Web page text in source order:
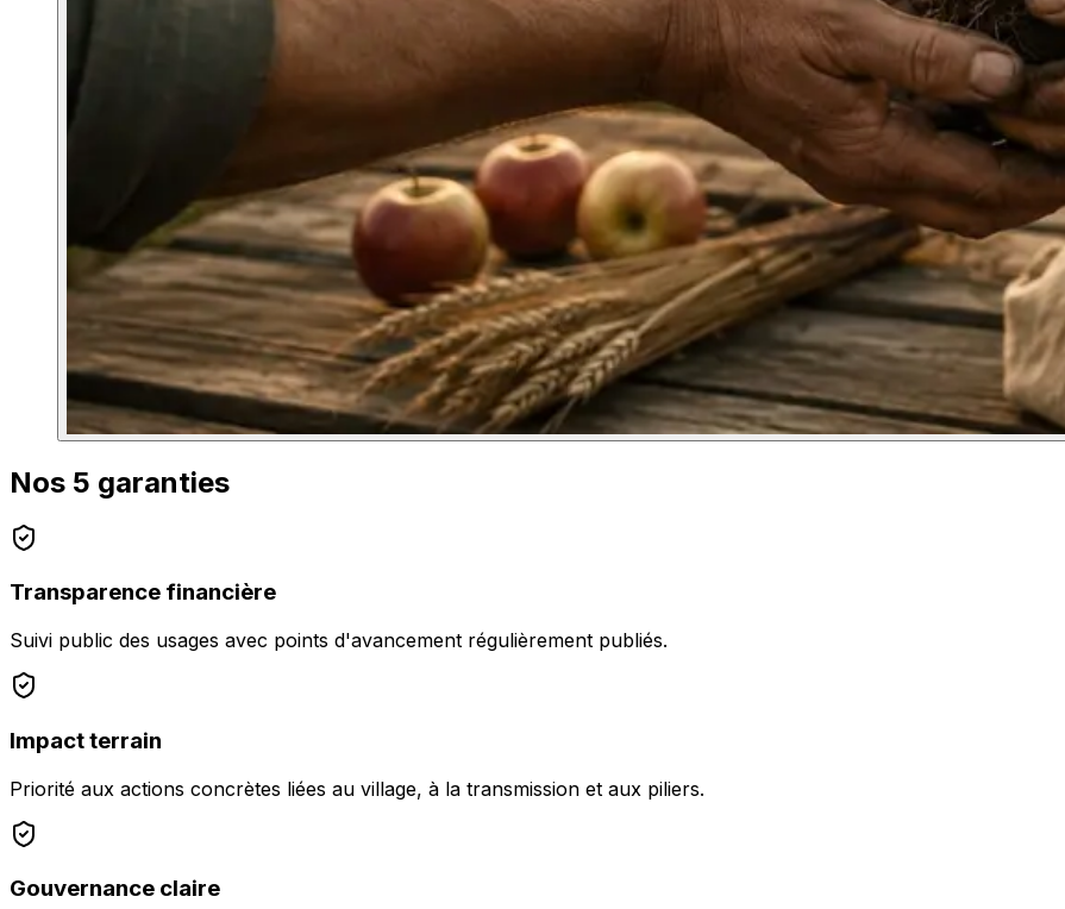
Nos 5 garanties
Transparence financière
Suivi public des usages avec points d'avancement régulièrement publiés.
Impact terrain
Priorité aux actions concrètes liées au village, à la transmission et aux piliers.
Gouvernance claire